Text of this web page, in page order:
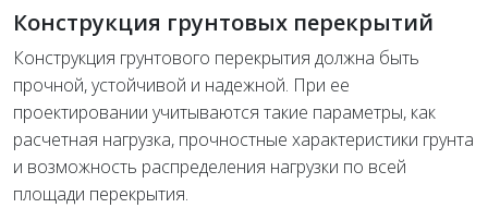
Конструкция грунтовых перекрытий
Конструкция грунтового перекрытия должна быть
прочной, устойчивой и надежной. При ее
проектировании учитываются такие параметры, как
расчетная нагрузка, прочностные характеристики грунта
и возможность распределения нагрузки по всей
площади перекрытия.